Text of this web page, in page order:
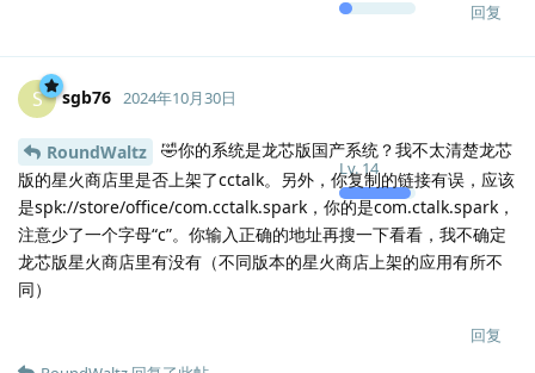
回复
S sgb76
Lv. 14
2024年10月30日
RoundWaltz
🤣你的系统是龙芯版国产系统？我不太清楚龙芯
版的星火商店里是否上架了cctalk。另外，你复制的链接有误，应该
是spk://store/office/com.cctalk.spark，你的是com.ctalk.spark，
注意少了一个字母“c”。你输入正确的地址再搜一下看看，我不确定
龙芯版星火商店里有没有（不同版本的星火商店上架的应用有所不
同）
回复